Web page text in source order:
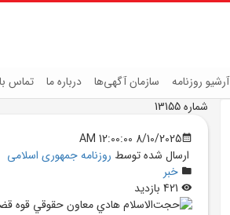
آرشیو روزنامه سازمان آگهی‌ها درباره ما تماس
شماره 13155
8/10/2025 12:00:00 AM
ارسال شده توسط روزنامه جمهوری اسلامی
خبر